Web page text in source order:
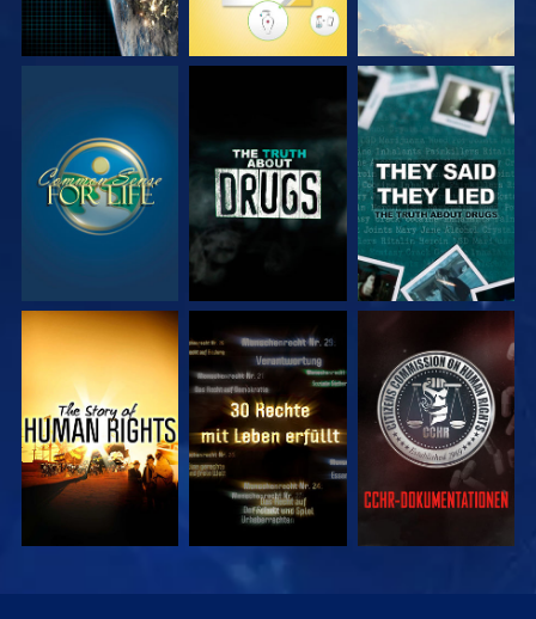
ANSEHEN ANSEHEN ANSEHEN
ANSEHEN ANSEHEN ANSEHEN